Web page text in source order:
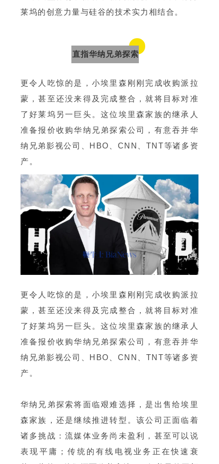
莱坞的创意力量与硅谷的技术实力相结合。
直指华纳兄弟探索
更令人吃惊的是，小埃里森刚刚完成收购派拉
蒙，甚至还没来得及完成整合，就将目标对准
了好莱坞另一巨头。这位埃里森家族的继承人
准备报价收购华纳兄弟探索公司，有意吞并华
纳兄弟影视公司、HBO、CNN、TNT等诸多资
产。
更令人吃惊的是，小埃里森刚刚完成收购派拉
蒙，甚至还没来得及完成整合，就将目标对准
了好莱坞另一巨头。这位埃里森家族的继承人
准备报价收购华纳兄弟探索公司，有意吞并华
纳兄弟影视公司、HBO、CNN、TNT等诸多资
产。
华纳兄弟探索将面临艰难选择，是出售给埃里
森家族，还是继续推进转型。该公司正面临着
诸多挑战：流媒体业务尚未盈利，甚至可以说
表现平庸；传统的有线电视业务正在快速衰